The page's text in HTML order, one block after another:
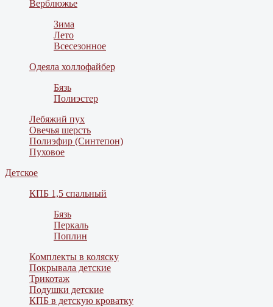
Верблюжье
Зима
Лето
Всесезонное
Одеяла холлофайбер
Бязь
Полиэстер
Лебяжий пух
Овечья шерсть
Полиэфир (Синтепон)
Пуховое
Детское
КПБ 1,5 спальный
Бязь
Перкаль
Поплин
Комплекты в коляску
Покрывала детские
Трикотаж
Подушки детские
КПБ в детскую кроватку